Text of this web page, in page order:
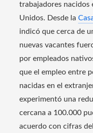
trabajadores nacidos
Unidos. Desde la
indicó que cerca de
nuevas vacantes
por empleados
que el empleo entre
nacidas en el
experimentó una
cercana a 100.000
acuerdo con cifras del